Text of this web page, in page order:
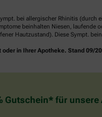
bei allergischer Rhinitis (durch
beinhalten Niesen, laufende
Hautzustand). Diese Sympt.
in Ihrer Apotheke. Stand 09/
Gutschein* für unsere